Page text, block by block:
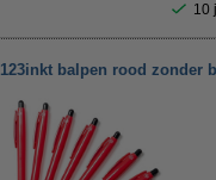
10
123inkt balpen rood zonder